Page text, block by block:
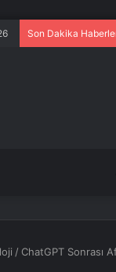
Son Dakika
/ ChatGPT Sonrası